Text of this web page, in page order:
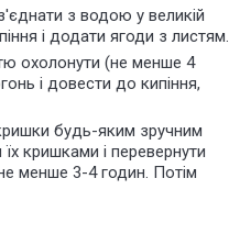
з водою у великій
і додати ягоди з листям.
охолонути (не менше 4
і довести до кипіння,
будь-яким зручним
кришками і перевернути
менше 3-4 годин. Потім